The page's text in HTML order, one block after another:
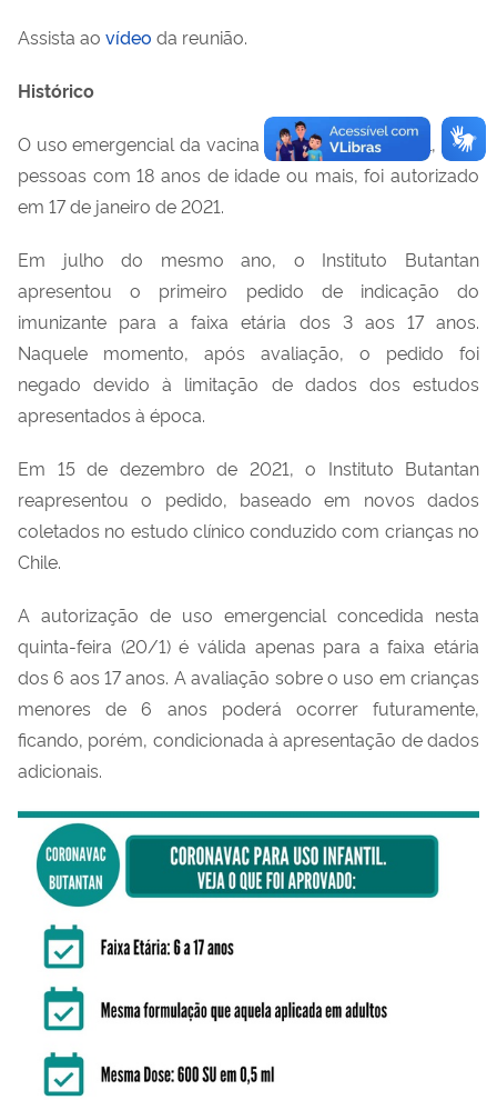
Assista ao vídeo da reunião.
Histórico
O uso emergencial da vacina CoronaVac no Brasil, para
pessoas com 18 anos de idade ou mais, foi autorizado
em 17 de janeiro de 2021.
Em julho do mesmo ano, o Instituto Butantan
apresentou o primeiro pedido de indicação do
imunizante para a faixa etária dos 3 aos 17 anos.
Naquele momento, após avaliação, o pedido foi
negado devido à limitação de dados dos estudos
apresentados à época.
Em 15 de dezembro de 2021, o Instituto Butantan
reapresentou o pedido, baseado em novos dados
coletados no estudo clínico conduzido com crianças no
Chile.
A autorização de uso emergencial concedida nesta
quinta-feira (20/1) é válida apenas para a faixa etária
dos 6 aos 17 anos. A avaliação sobre o uso em crianças
menores de 6 anos poderá ocorrer futuramente,
ficando, porém, condicionada à apresentação de dados
adicionais.